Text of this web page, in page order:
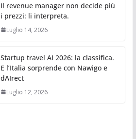
Il revenue manager non decide più
i prezzi: li interpreta.
Luglio 14, 2026
Startup travel AI 2026: la classifica.
E l’Italia sorprende con Nawigo e
dAIrect
Luglio 12, 2026